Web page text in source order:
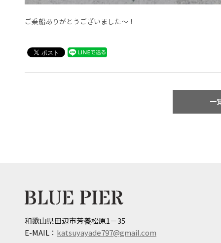
ご乗船ありがとうございました～！
一
和歌山県田辺市芳養松原1－35
E-MAIL： katsuyayade797@gmail.com